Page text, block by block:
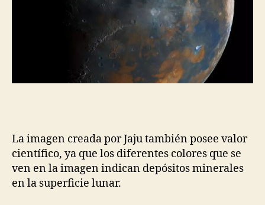
La imagen creada por Jaju también posee valor
científico, ya que los diferentes colores que se
ven en la imagen indican depósitos minerales
en la superficie lunar.